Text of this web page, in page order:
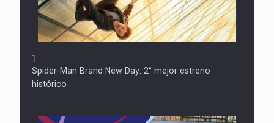
1
Spider-Man Brand New Day: 2° mejor estreno
histórico